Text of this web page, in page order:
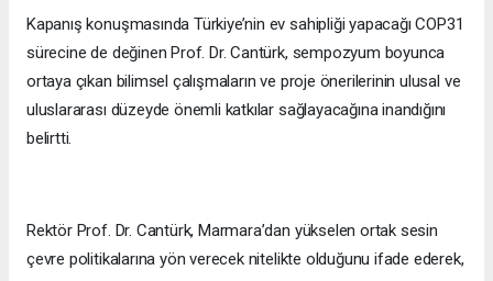
Kapanış konuşmasında Türkiye’nin ev sahipliği yapacağı COP31
sürecine de değinen Prof. Dr. Cantürk, sempozyum boyunca
ortaya çıkan bilimsel çalışmaların ve proje önerilerinin ulusal ve
uluslararası düzeyde önemli katkılar sağlayacağına inandığını
belirtti.
Rektör Prof. Dr. Cantürk, Marmara’dan yükselen ortak sesin
çevre politikalarına yön verecek nitelikte olduğunu ifade ederek,